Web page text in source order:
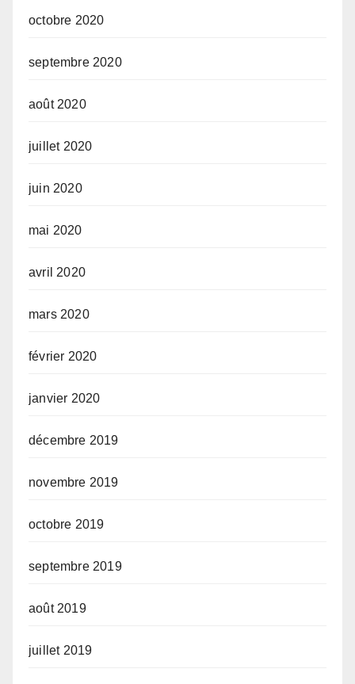
octobre 2020
septembre 2020
août 2020
juillet 2020
juin 2020
mai 2020
avril 2020
mars 2020
février 2020
janvier 2020
décembre 2019
novembre 2019
octobre 2019
septembre 2019
août 2019
juillet 2019